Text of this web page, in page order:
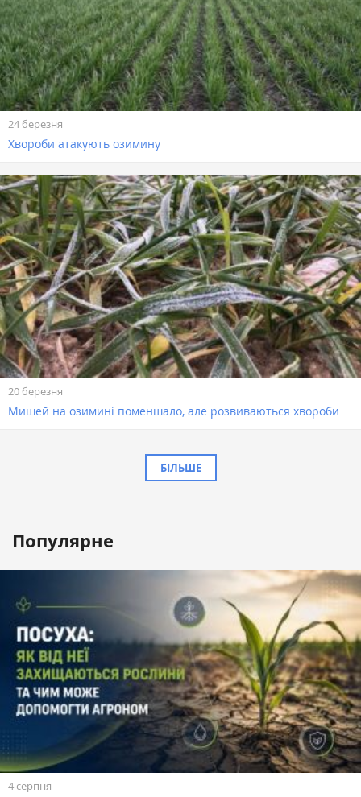
24 березня
Хвороби атакують озимину
20 березня
Мишей на озимині поменшало, але розвиваються хвороби
БІЛЬШЕ
Популярне
4 серпня